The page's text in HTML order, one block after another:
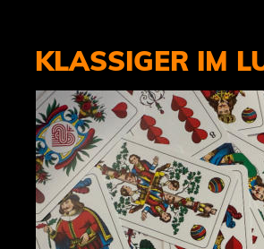
KLASSIGER IM